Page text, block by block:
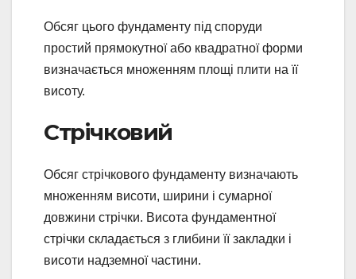
Обсяг цього фундаменту під споруди
простий прямокутної або квадратної форми
визначається множенням площі плити на її
висоту.
Стрічковий
Обсяг стрічкового фундаменту визначають
множенням висоти, ширини і сумарної
довжини стрічки. Висота фундаментної
стрічки складається з глибини її закладки і
висоти надземної частини.